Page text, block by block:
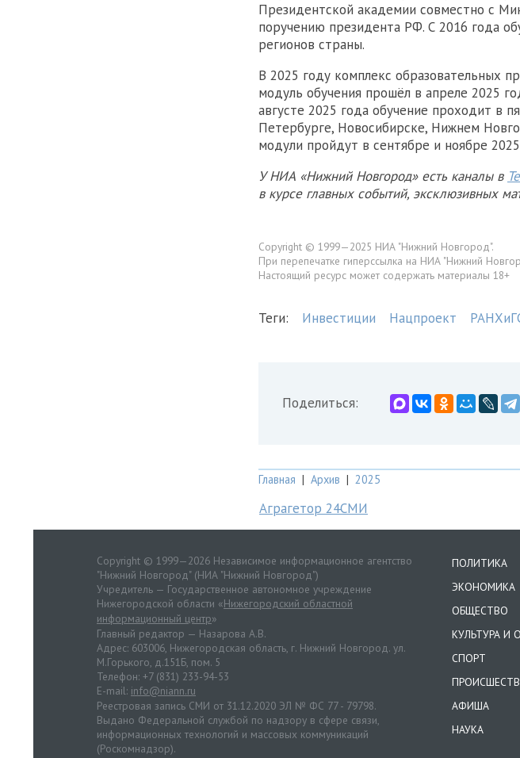
Президентской академии совместно с
поручению президента РФ. С 2016 года
регионов страны.
В 2025 году комплекс образовательных
модуль обучения прошёл в апреле 2025
августе 2025 года обучение проходит в
Петербурге, Новосибирске, Нижнем
модули пройдут в сентябре и ноябре
У НИА «Нижний Новгород» есть каналы в
в курсе главных событий, эксклюзивных
Copyright © 1999—2025 НИА "Нижний Новгород".
При перепечатке гиперссылка на НИА "Нижний
Настоящий ресурс может содержать материалы 18+
Теги: Инвестиции Нацпроект
Поделиться:
Главная | Архив | 2025
Аграгетор 24СМИ
Copyright © 1999—2026 Независимое информационное агентство
"Нижний Новгород" (НИА "Нижний Новгород")
Учредитель — Государственное автономное учреждение
Нижегородской области «Нижегородский областной
информационный центр»
Главный редактор — Назарова А.В.
Адрес: 603006, Нижегородская область, г. Нижний Новгород. ул.
М.Горького, д.151Б, пом. 5
Телефон: +7 (831) 233-94-53
E-mail: info@niann.ru
Реестровая запись СМИ от 31.12.2020 ЭЛ № ФС 77 - 79798.
Выдано Федеральной службой по надзору в сфере связи,
информационных технологий и массовых коммуникаций
(Роскомнадзор).
ПОЛИТИКА
ЭКОНОМИКА
ОБЩЕСТВО
КУЛЬТУРА И
СПОРТ
АФИША
НАУКА